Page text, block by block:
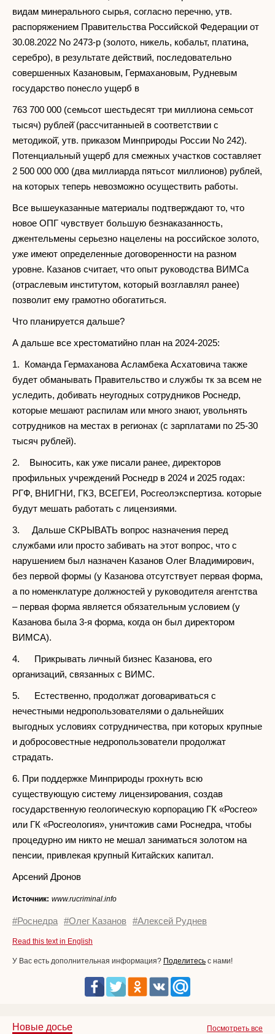
видам минерального сырья, согласно перечню, утв.
распоряжением Правительства Российской Федерации от
30.08.2022 No 2473-р (золото, никель, кобальт, платина,
серебро), в результате действий, последовательно
совершенных Казановым, Гермахановым, Рудневым
государство понесло ущерб в
763 700 000 (семьсот шестьдесят три миллиона семьсот
тысяч) рублей̆ (рассчитанныей в соответствии с
методикой̆, утв. приказом Минприроды России No 242).
Потенциальный ущерб для смежных участков составляет
2 500 000 000 (два миллиарда пятьсот миллионов) рублей,
на которых теперь невозможно осуществить работы.
Все вышеуказанные материалы подтверждают то, что
новое ОПГ чувствует большую безнаказанность,
джентельмены серьезно нацелены на российское золото,
уже имеют определенные договоренности на разном
уровне. Казанов считает, что опыт руководства ВИМСа
(отраслевым институтом, который возглавлял ранее)
позволит ему грамотно обогатиться.
Что планируется дальше?
А дальше все хрестоматийно план на 2024-2025:
1. Команда Гермаханова Асламбека Асхатовича также
будет обманывать Правительство и службы тк за всем не
уследить, добивать неугодных сотрудников Роснедр,
которые мешают распилам или много знают, увольнять
сотрудников на местах в регионах (с зарплатами по 25-30
тысяч рублей).
2. Выносить, как уже писали ранее, директоров
профильных учреждений Роснедр в 2024 и 2025 годах:
РГФ, ВНИГНИ, ГКЗ, ВСЕГЕИ, Росгеолэкспертиза. которые
будут мешать работать с лицензиями.
3. Дальше СКРЫВАТЬ вопрос назначения перед
службами или просто забивать на этот вопрос, что с
нарушением был назначен Казанов Олег Владимирович,
без первой формы (у Казанова отсутствует первая форма,
а по номенклатуре должностей у руководителя агентства
– первая форма является обязательным условием (у
Казанова была 3-я форма, когда он был директором
ВИМСА).
4. Прикрывать личный бизнес Казанова, его
организаций, связанных с ВИМС.
5. Естественно, продолжат договариваться с
нечестными недропользователями о дальнейших
выгодных условиях сотрудничества, при которых крупные
и добросовестные недропользователи продолжат
страдать.
6. При поддержке Минприроды грохнуть всю
существующую систему лицензирования, создав
государственную геологическую корпорацию ГК «Росгео»
или ГК «Росгеология», уничтожив сами Роснедра, чтобы
процедурно им никто не мешал заниматься золотом на
пенсии, привлекая крупный Китайских капитал.
Арсений Дронов
Источник: www.rucriminal.info
#Роснедра #Олег Казанов #Алексей Руднев
Read this text in English
У Вас есть дополнительная информация? Поделитесь с нами!
Посмотреть все
Новые досье